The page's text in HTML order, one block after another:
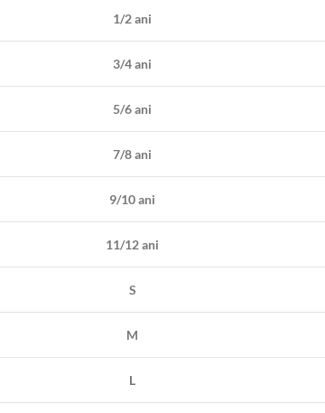
1/2 ani
3/4 ani
5/6 ani
7/8 ani
9/10 ani
11/12 ani
S
M
L